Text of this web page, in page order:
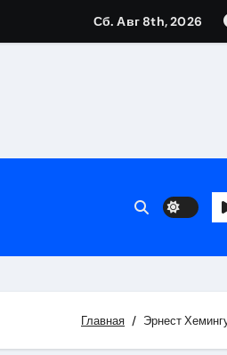
Сб. Авг 8th, 2026
Главная Эрнест